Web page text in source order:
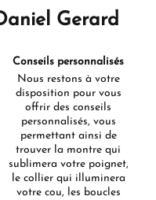
Gerard
Conseils personnalisés
Nous restons à votre
disposition pour vous
offrir des conseils
personnalisés, vous
permettant ainsi de
trouver la montre qui
sublimera votre poignet,
le collier qui illuminera
votre cou, les boucles